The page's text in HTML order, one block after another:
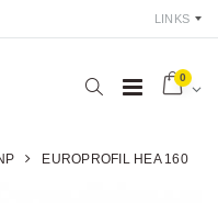
LINKS
0
EUROPROFIL HEA 160